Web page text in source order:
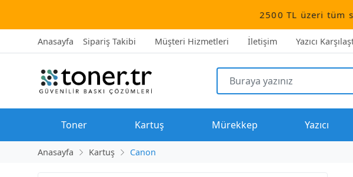
2500 TL üzeri tüm siparişler
Anasayfa Sipariş Takibi Müşteri Hizmetleri İletişim Yazıcı
Toner Kartuş Mürekkep Yazıcı
Anasayfa Kartuş Canon